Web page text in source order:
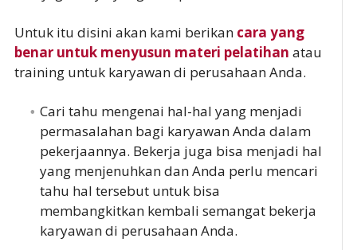
Untuk itu disini akan kami berikan cara yang
benar untuk menyusun materi pelatihan atau
training untuk karyawan di perusahaan Anda.
Cari tahu mengenai hal-hal yang menjadi
permasalahan bagi karyawan Anda dalam
pekerjaannya. Bekerja juga bisa menjadi hal
yang menjenuhkan dan Anda perlu mencari
tahu hal tersebut untuk bisa
membangkitkan kembali semangat bekerja
karyawan di perusahaan Anda.